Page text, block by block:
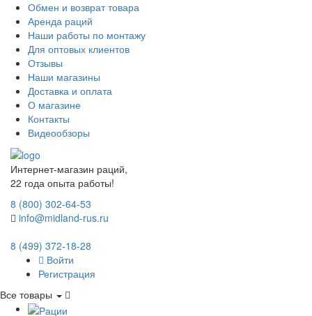
Обмен и возврат товара
Аренда раций
Наши работы по монтажу
Для оптовых клиентов
Отзывы
Наши магазины
Доставка и оплата
О магазине
Контакты
Видеообзоры
Интернет-магазин раций,
22 года опыта работы!
8 (800) 302-64-53
info@midland-rus.ru
8 (499) 372-18-28
Войти
Регистрация
Все товары